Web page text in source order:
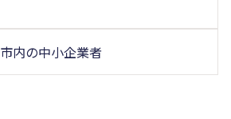
市内の中小企業者